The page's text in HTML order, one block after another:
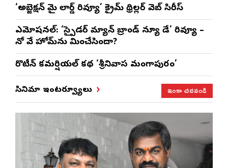
‘అబ్జెక్ష‌న్ మై లార్డ్ రివ్యూ’ క్రైమ్ థ్రిల్ల‌ర్ వెబ్ సిరీస్
ఎమోష‌న‌ల్‌: ‘స్పైడర్ మ్యాన్ బ్రాండ్ న్యూ డే’ రివ్యూ –
నో వే హోమ్‌ను మించేసిందా?
రొటీన్‌ కమర్షియల్‌ కథ ‘శ్రీనివాస మంగాపురం’
సినిమా ఇంటర్వ్యూలు ఇంకా చదవండి